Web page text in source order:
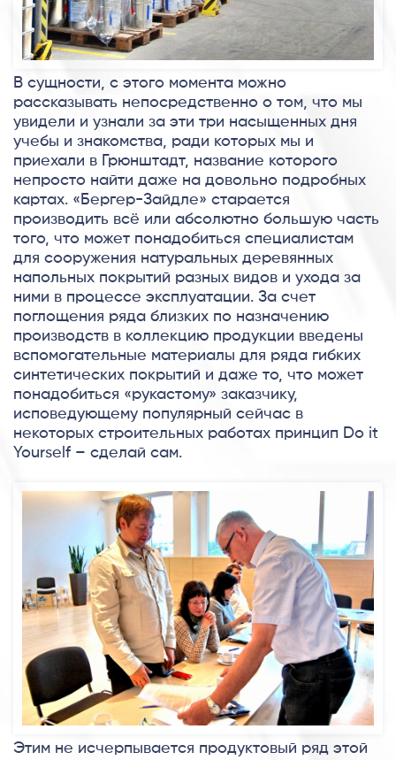
В сущности, с этого момента можно
рассказывать непосредственно о том, что мы
увидели и узнали за эти три насыщенных дня
учебы и знакомства, ради которых мы и
приехали в Грюнштадт, название которого
непросто найти даже на довольно подробных
картах. «Бергер-Зайдле» старается
производить всё или абсолютно большую часть
того, что может понадобиться специалистам
для сооружения натуральных деревянных
напольных покрытий разных видов и ухода за
ними в процессе эксплуатации. За счет
поглощения ряда близких по назначению
производств в коллекцию продукции введены
вспомогательные материалы для ряда гибких
синтетических покрытий и даже то, что может
понадобиться «рукастому» заказчику,
исповедующему популярный сейчас в
некоторых строительных работах принцип Do it
Yourself – сделай сам.
Этим не исчерпывается продуктовый ряд этой